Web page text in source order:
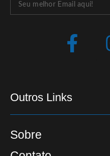
Outros Links
Sobre